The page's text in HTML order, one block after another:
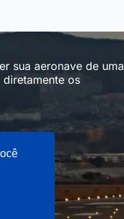
sua aeronave de uma
os